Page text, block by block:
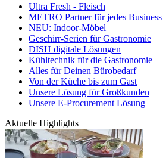
Ultra Fresh - Fleisch
METRO Partner für jedes Business
NEU: Indoor-Möbel
Geschirr-Serien für Gastronomie
DISH digitale Lösungen
Kühltechnik für die Gastronomie
Alles für Deinen Bürobedarf
Von der Küche bis zum Gast
Unsere Lösung für Großkunden
Unsere E-Procurement Lösung
Aktuelle Highlights